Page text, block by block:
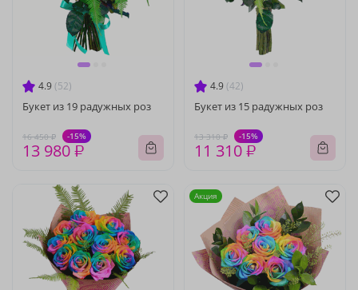
4.9 (52)
Букет из 19 радужных роз
16 450 ₽ -15%
13 980 ₽
4.9 (42)
Букет из 15 радужных роз
13 310 ₽ -15%
11 310 ₽
Акция